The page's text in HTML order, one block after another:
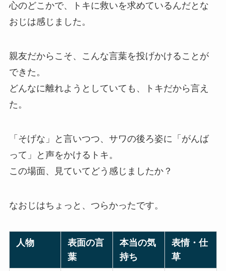
心のどこかで、トキに救いを求めているんだとな
おじは感じました。
親友だからこそ、こんな言葉を投げかけることが
できた。
どんなに離れようとしていても、トキだから言え
た。
「そげな」と言いつつ、サワの後ろ姿に「がんば
って」と声をかけるトキ。
この場面、見ていてどう感じましたか？
なおじはちょっと、つらかったです。
人物
表面の言
葉
本当の気
持ち
表情・仕
草